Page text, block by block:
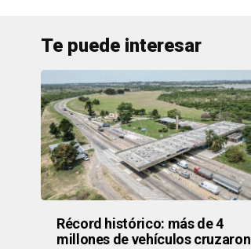
Te puede interesar
Récord histórico: más de 4
millones de vehículos cruzaron